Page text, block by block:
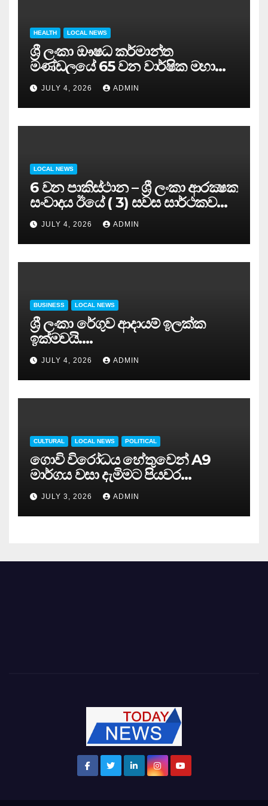
HEALTH LOCAL NEWS
ශ්‍රී ලංකා ඖෂධ කර්මාන්ත
මණ්ඩලයේ 65 වන වාර්ෂික මහා
සමුළුව සෞඛ්‍ය නියෝජ්‍ය
අමාත්‍යවරයාගේ ප්‍රධානත්වයෙන්……
JULY 4, 2026 ADMIN
LOCAL NEWS
6 වන පාකිස්ථාන – ශ්‍රී ලංකා ආරක්‍ෂක
සංවාදය ඊයේ ( 3) සවස සාර්ථකව
අවසන් කරයි..
JULY 4, 2026 ADMIN
BUSINESS LOCAL NEWS
ශ්‍රී ලංකා රේගුව ආදායම් ඉලක්ක
ඉක්මවයි….
JULY 4, 2026 ADMIN
CULTURAL LOCAL NEWS POLITICAL
ගොවි විරෝධය හේතුවෙන් A9
මාර්ගය වසා දැමිමට පියවර…
JULY 3, 2026 ADMIN